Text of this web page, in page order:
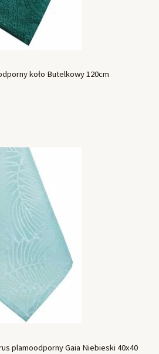
koło Butelkowy 120cm
plamoodporny Gaia Niebieski 40x40